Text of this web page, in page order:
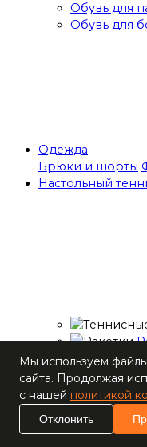
Обувь для
Обувь для
Одежда
Брюки и шорты
Настольный
ракеток
ракеток
Мы используем
сайта. Продолжая
с нашей политикой
Отклонить